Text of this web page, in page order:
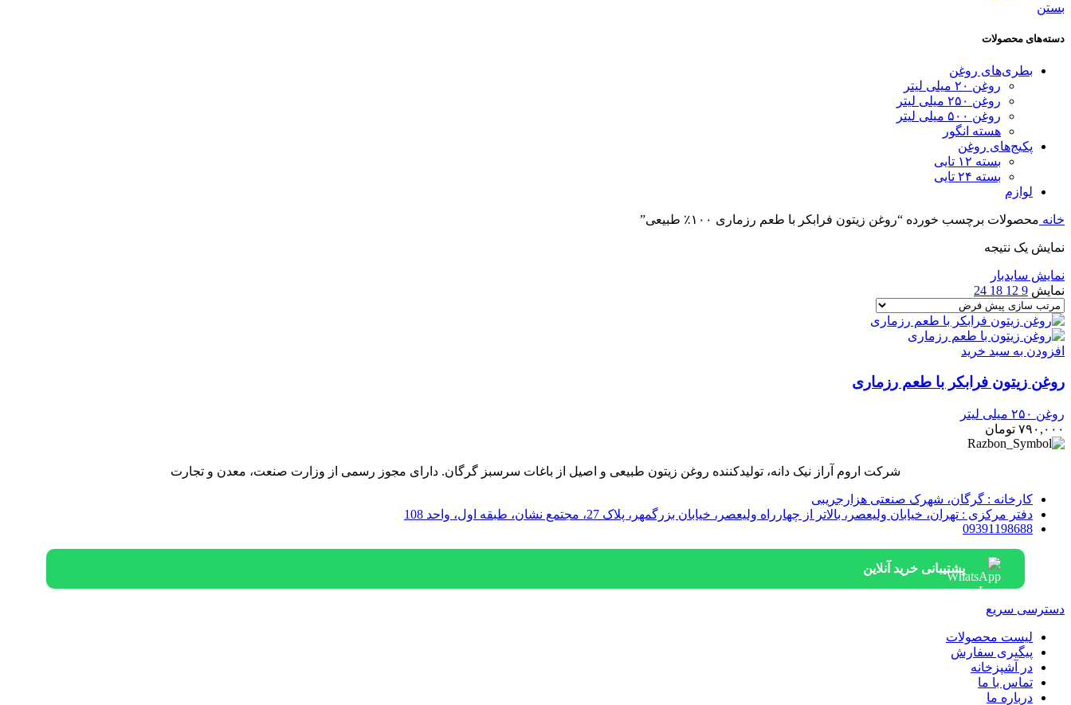
بستن
دسته‌های محصولات
بطری‌های روغن
روغن ۲۰ میلی لیتر
روغن ۲۵۰ میلی لیتر
روغن ۵۰۰ میلی لیتر
هسته انگور
پکیج‌های روغن
بسته ۱۲ تایی
بسته ۲۴ تایی
لوازم
خانه محصولات برچسب خورده “روغن زیتون فرابکر با طعم رزماری ۱۰۰٪ طبیعی”
نمایش یک نتیجه
نمایش سایدبار
نمایش 9
12
18
24
افزودن به سبد خرید
روغن زیتون فرابکر با طعم رزماری
روغن ۲۵۰ میلی لیتر
۷۹۰,۰۰۰ تومان
شرکت اروم آراز نیک دانه، تولیدکننده روغن زیتون طبیعی و اصیل از باغات سرسبز گرگان. دارای مجوز رسمی از وزارت صنعت، معدن و تجارت
کارخانه : گرگان، شهرک صنعتی هزارجریبی
دفتر مرکزی : تهران، خیابان ولیعصر، بالاتر از چهارراه ولیعصر، خیابان بزرگمهر، پلاک 27، مجتمع نشان، طبقه اول، واحد 108
09391198688
پشتیبانی خرید آنلاین
دسترسی سریع
لیست محصولات
پیگیری سفارش
در آشپزخانه
تماس با ما
درباره ما